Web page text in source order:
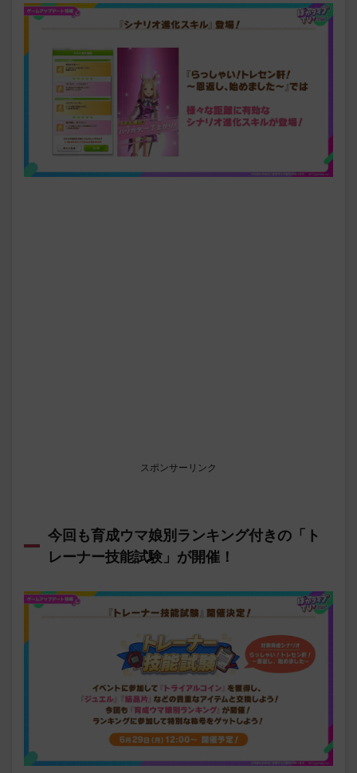
スポンサーリンク
今回も育成ウマ娘別ランキング付きの「ト
レーナー技能試験」が開催！